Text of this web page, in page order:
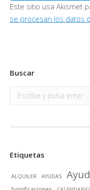
Este sitio usa Akismet
se procesan los datos
Buscar
Buscar:
Etiquetas
ALQUILER AYUDAS